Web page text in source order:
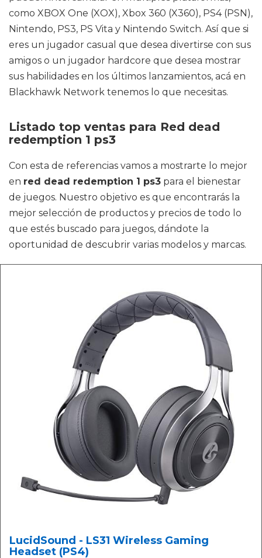
como XBOX One (XOX), Xbox 360 (X360), PS4 (PSN),
Nintendo, PS3, PS Vita y Nintendo Switch. Así que si
eres un jugador casual que desea divertirse con sus
amigos o un jugador hardcore que desea mostrar
sus habilidades en los últimos lanzamientos, acá en
Blackhawk Network tenemos lo que necesitas.
Listado top ventas para Red dead
redemption 1 ps3
Con esta de referencias vamos a mostrarte lo mejor
en red dead redemption 1 ps3 para el bienestar
de juegos. Nuestro objetivo es que encontrarás la
mejor selección de productos y precios de todo lo
que estés buscado para juegos, dándote la
oportunidad de descubrir varias modelos y marcas.
LucidSound - LS31 Wireless Gaming
Headset (PS4)